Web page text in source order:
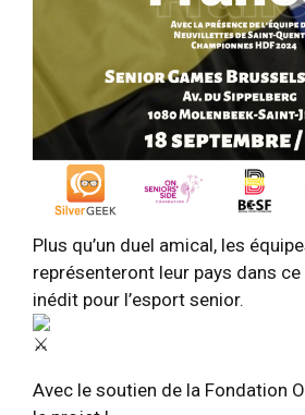
Plus qu’un duel amical, les
représenteront leur pays dans
inédit pour l’esport senior.
Avec le soutien de la Fondation